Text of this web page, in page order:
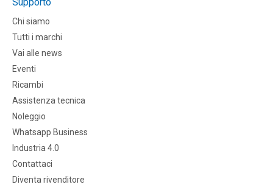
Supporto
Chi siamo
Tutti i marchi
Vai alle news
Eventi
Ricambi
Assistenza tecnica
Noleggio
Whatsapp Business
Industria 4.0
Contattaci
Diventa rivenditore